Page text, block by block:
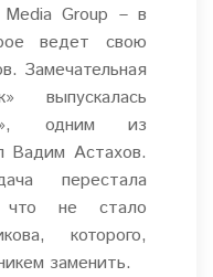
Group – в
ведет свою
Замечательная
выпускалась
одним из
Вадим Астахов.
перестала
что не стало
которого,
заменить.